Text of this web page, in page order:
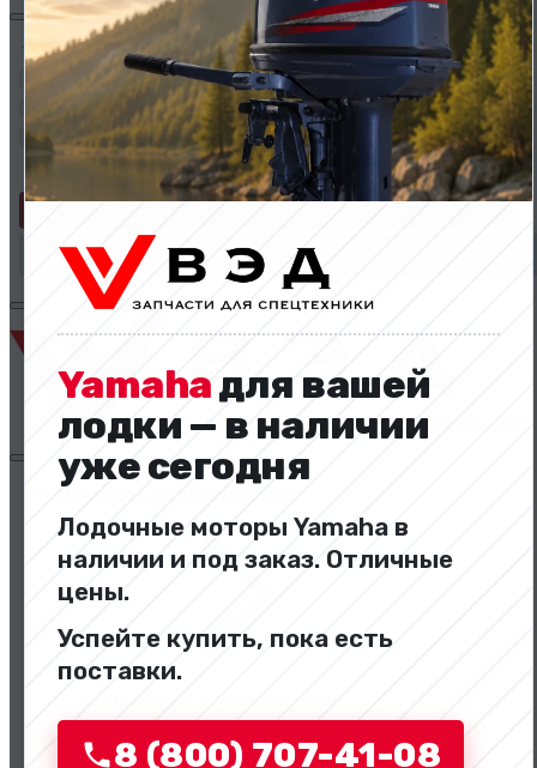
Yamahaдля вашей
лодки — в наличии
уже сегодня
Лодочные моторы Yamaha в
наличии и под заказ. Отличные
цены.
Успейте купить, пока есть
поставки.
8 (800) 707-41-08
Тип запчасти
Выжимной подшипник
Диск сцепления
Корзина сцепления
Сбросить фильтр
Двигатели и комплектующие